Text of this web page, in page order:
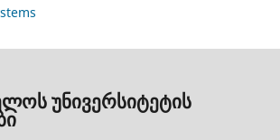
უნივერსიტეტის